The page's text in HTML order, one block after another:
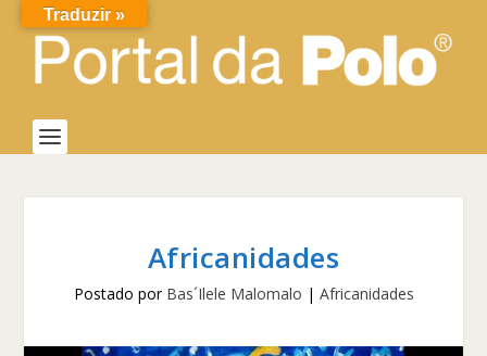
Africanidades
Postado por Bas´Ilele Malomalo | Africanidades
Traduzir »